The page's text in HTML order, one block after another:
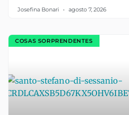
Josefina Bonari agosto 7, 2026
COSAS SORPRENDENTES